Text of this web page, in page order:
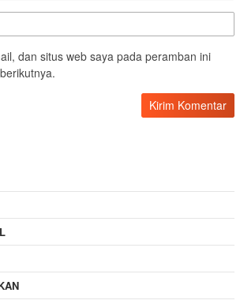
dan situs web saya pada peramban ini